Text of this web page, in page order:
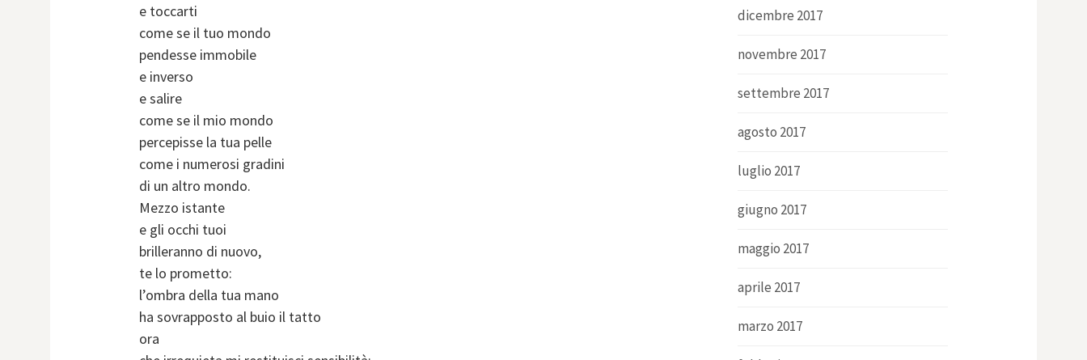
e toccarti
come se il tuo mondo
pendesse immobile
e inverso
e salire
come se il mio mondo
percepisse la tua pelle
come i numerosi gradini
di un altro mondo.
Mezzo istante
e gli occhi tuoi
brilleranno di nuovo,
te lo prometto:
l’ombra della tua mano
ha sovrapposto al buio il tatto
ora
dicembre 2017
novembre 2017
settembre 2017
agosto 2017
luglio 2017
giugno 2017
maggio 2017
aprile 2017
marzo 2017